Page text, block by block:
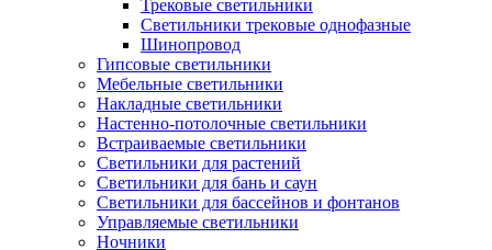
Трековые светильники
Светильники трековые однофазные
Шинопровод
Гипсовые светильники
Мебельные светильники
Накладные светильники
Настенно-потолочные светильники
Встраиваемые светильники
Светильники для растений
Светильники для бань и саун
Светильники для бассейнов и фонтанов
Управляемые светильники
Ночники